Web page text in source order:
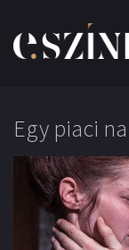
Egy piaci